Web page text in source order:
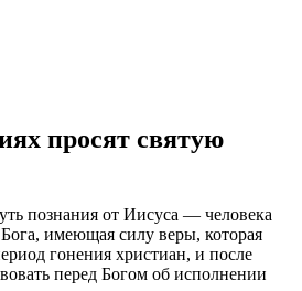
просят святую
познания от Иисуса — человека
имеющая силу веры, которая
гонения христиан, и после
перед Богом об исполнении